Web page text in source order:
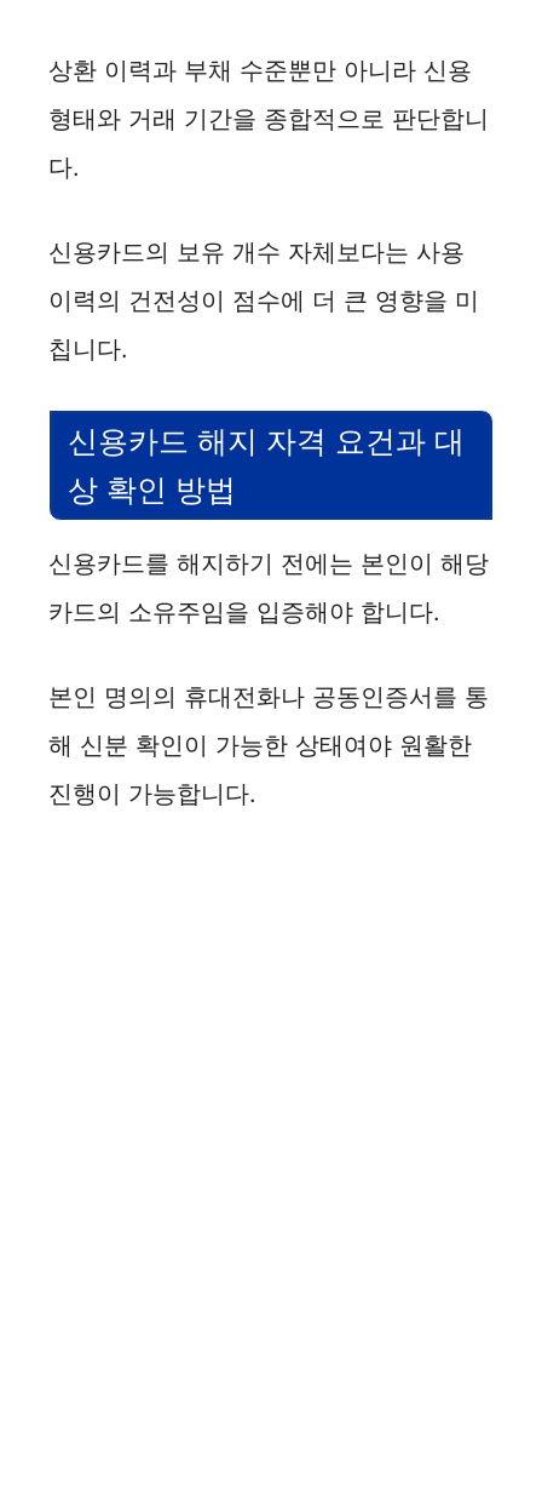
상환 이력과 부채 수준뿐만 아니라 신용
형태와 거래 기간을 종합적으로 판단합니
다.
신용카드의 보유 개수 자체보다는 사용
이력의 건전성이 점수에 더 큰 영향을 미
칩니다.
신용카드 해지 자격 요건과 대
상 확인 방법
신용카드를 해지하기 전에는 본인이 해당
카드의 소유주임을 입증해야 합니다.
본인 명의의 휴대전화나 공동인증서를 통
해 신분 확인이 가능한 상태여야 원활한
진행이 가능합니다.